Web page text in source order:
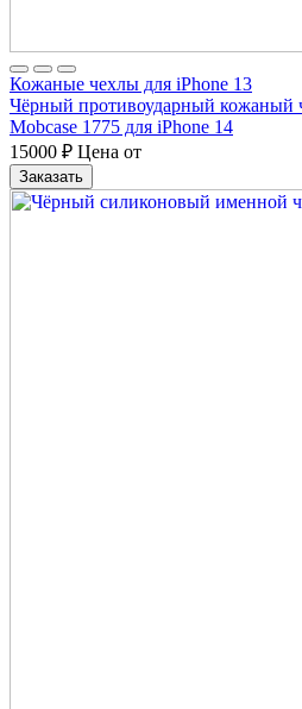
Кожаные чехлы для iPhone 13
Чёрный противоударный кожаный
Mobcase 1775 для iPhone 14
15000 ₽ Цена от
Заказать